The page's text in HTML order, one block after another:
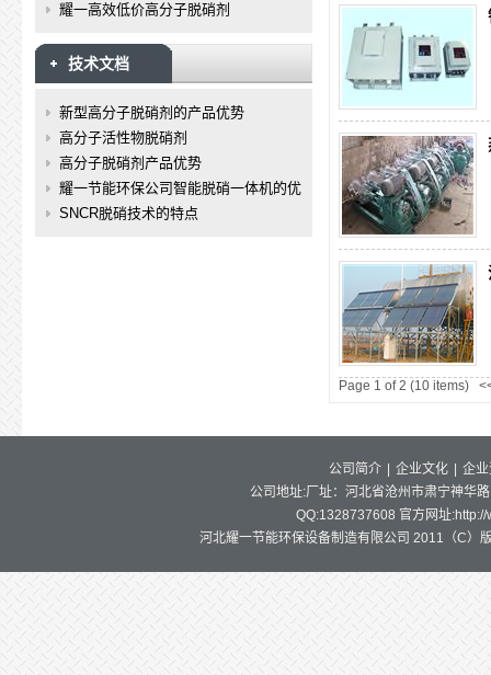
Page 1 of 2 (10 items)
耀一高效低价高分子脱硝剂
技术文档
新型高分子脱硝剂的产品优势
高分子活性物脱硝剂
高分子脱硝剂产品优势
耀一节能环保公司智能脱硝一体机的优
势
SNCR脱硝技术的特点
公司简介 企业文化
企
公司地址:厂址：河北省沧州市肃宁神华
QQ:1328737608 官方网址
河北耀一节能环保设备制造有限公司 2011（C）